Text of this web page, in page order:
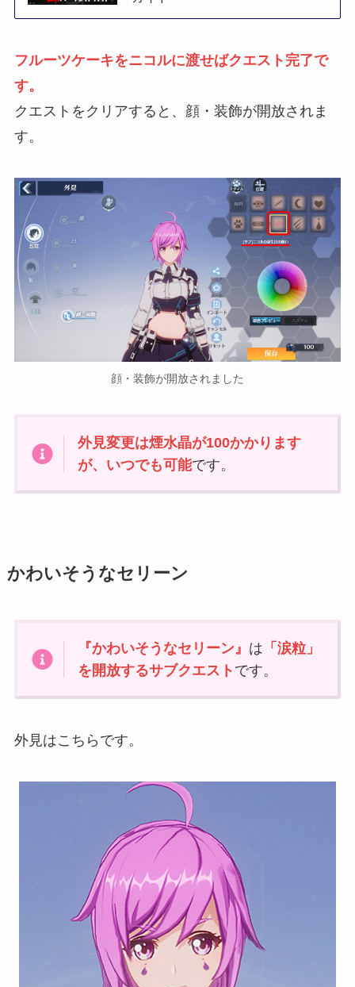
フルーツケーキをニコルに渡せばクエスト完了で
す。
クエストをクリアすると、顔・装飾が開放されま
す。
顔・装飾が開放されました
外見変更は煙水晶が100かかります
が、いつでも可能です。
かわいそうなセリーン
『かわいそうなセリーン』 は 「涙粒」
を開放するサブクエスト です。
外見はこちらです。